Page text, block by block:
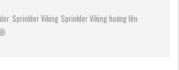
Sprinkler Viking Sprinkler Viking hướng lên